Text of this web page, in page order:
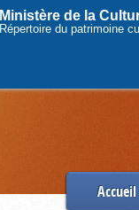
Ministère de la
Répertoire du patrimoine
Accueil